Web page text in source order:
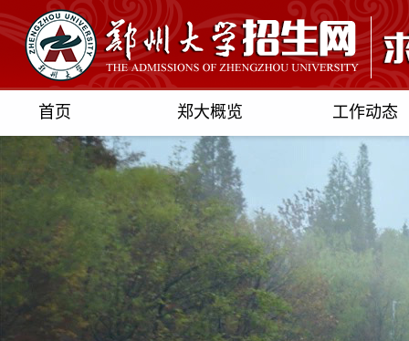
首页 郑大概览 工作动态